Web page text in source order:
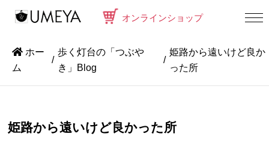
オンラインショップ
ホー
ム
歩く灯台の「つぶや
き」Blog
姫路から遠いけど良か
った所
姫路から遠いけど良かった所